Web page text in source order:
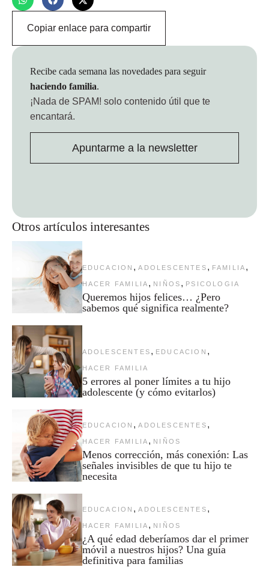
Copiar enlace para compartir
Otros artículos interesantes
EDUCACION , ADOLESCENTES , FAMILIA ,
HACER FAMILIA , NIÑOS , PSICOLOGIA
Queremos hijos felices… ¿Pero
sabemos qué significa realmente?
ADOLESCENTES , EDUCACION ,
HACER FAMILIA
5 errores al poner límites a tu hijo
adolescente (y cómo evitarlos)
EDUCACION , ADOLESCENTES ,
HACER FAMILIA , NIÑOS
Menos corrección, más conexión: Las
señales invisibles de que tu hijo te
necesita
EDUCACION , ADOLESCENTES ,
HACER FAMILIA , NIÑOS
¿A qué edad deberíamos dar el primer
móvil a nuestros hijos? Una guía
definitiva para familias
Recibe cada semana las novedades para seguir
haciendo familia.
¡Nada de SPAM! solo contenido útil que te
encantará.
Apuntarme a la newsletter